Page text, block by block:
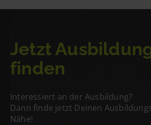
Jetzt
finden
Interessiert an der Ausbildung?
Dann finde jetzt Deinen
Nähe!